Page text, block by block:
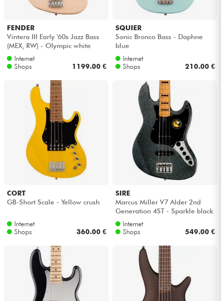
DJ
Licht
Drums
Blasinstrumente
Violinen & Quartett
Kinder
Kabel & Zubehöre
HiFi
Bundle
FENDER
Vintera III Early '60s Jazz Bass
(MEX, RW) - Olympic white
Internet
Shops
1199.00 €
SQUIER
Sonic Bronco Bass - Daphne
blue
Internet
Shops
210.00 €
CORT
GB-Short Scale - Yellow crush
Internet
Shops
360.00 €
SIRE
Marcus Miller V7 Alder 2nd
Generation 4ST - Sparkle black
Internet
Shops
549.00 €